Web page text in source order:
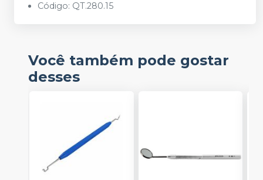
Código: QT.280.15
Você também pode gostar
desses